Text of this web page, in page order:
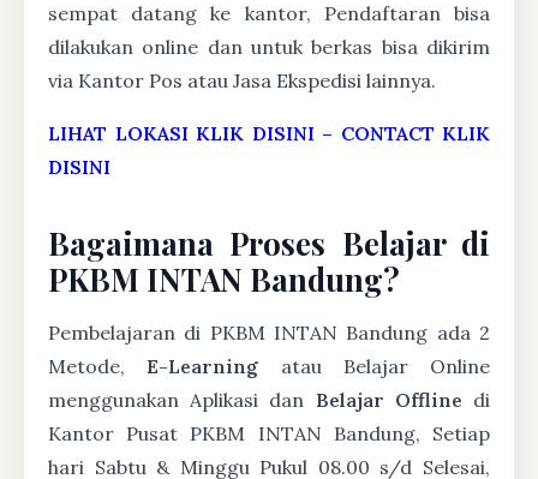
sempat datang ke kantor, Pendaftaran bisa
dilakukan online dan untuk berkas bisa dikirim
via Kantor Pos atau Jasa Ekspedisi lainnya.
LIHAT LOKASI KLIK DISINI – CONTACT KLIK
DISINI
Bagaimana Proses Belajar di
PKBM INTAN Bandung?
Pembelajaran di PKBM INTAN Bandung ada 2
Metode,E-Learning atau Belajar Online
menggunakan Aplikasi dan Belajar Offline di
Kantor Pusat PKBM INTAN Bandung, Setiap
hari Sabtu & Minggu Pukul 08.00 s/d Selesai,